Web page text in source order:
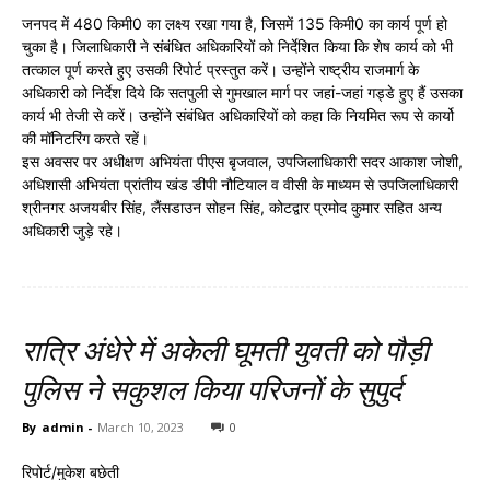
जनपद में 480 किमी0 का लक्ष्य रखा गया है, जिसमें 135 किमी0 का कार्य पूर्ण हो
चुका है। जिलाधिकारी ने संबंधित अधिकारियों को निर्देशित किया कि शेष कार्य को भी
तत्काल पूर्ण करते हुए उसकी रिपोर्ट प्रस्तुत करें। उन्होंने राष्ट्रीय राजमार्ग के
अधिकारी को निर्देश दिये कि सतपुली से गुमखाल मार्ग पर जहां-जहां गड्डे हुए हैं उसका
कार्य भी तेजी से करें। उन्होंने संबंधित अधिकारियों को कहा कि नियमित रूप से कार्यो
की मॉनिटरिंग करते रहें।
इस अवसर पर अधीक्षण अभियंता पीएस बृजवाल, उपजिलाधिकारी सदर आकाश जोशी,
अधिशासी अभियंता प्रांतीय खंड डीपी नौटियाल व वीसी के माध्यम से उपजिलाधिकारी
श्रीनगर अजयबीर सिंह, लैंसडाउन सोहन सिंह, कोटद्वार प्रमोद कुमार सहित अन्य
अधिकारी जुड़े रहे।
रात्रि अंधेरे में अकेली घूमती युवती को पौड़ी
पुलिस ने सकुशल किया परिजनों के सुपुर्द
By admin - March 10, 2023 0
रिपोर्ट/मुकेश बछेती